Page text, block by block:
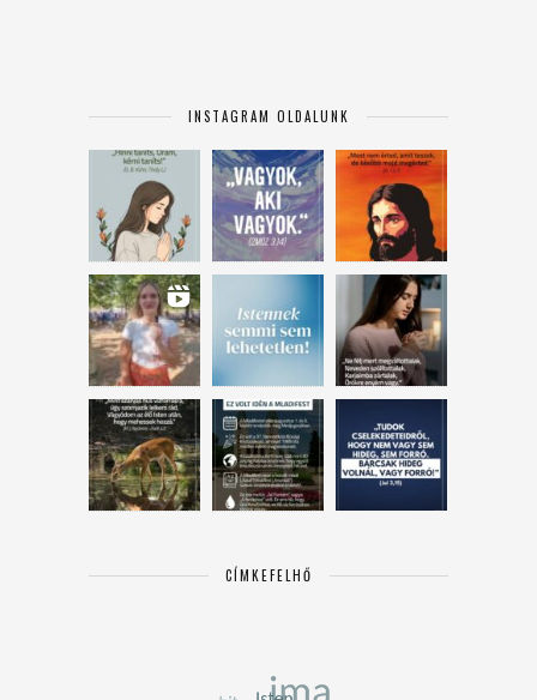
INSTAGRAM OLDALUNK
CÍMKEFELHŐ